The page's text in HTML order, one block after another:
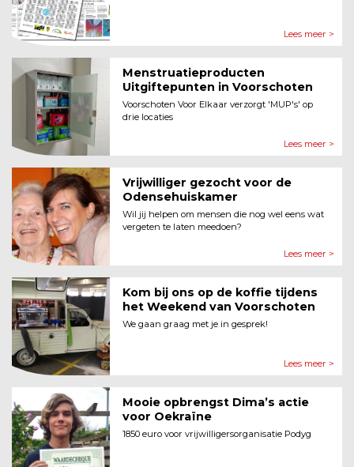
Lees meer >
Menstruatieproducten
Uitgiftepunten in Voorschoten
Voorschoten Voor Elkaar verzorgt 'MUP's' op
drie locaties
Lees meer >
Vrijwilliger gezocht voor de
Odensehuiskamer
Wil jij helpen om mensen die nog wel eens wat
vergeten te laten meedoen?
Lees meer >
Kom bij ons op de koffie tijdens
het Weekend van Voorschoten
We gaan graag met je in gesprek!
Lees meer >
Mooie opbrengst Dima’s actie
voor Oekraïne
1850 euro voor vrijwilligersorganisatie Podyg